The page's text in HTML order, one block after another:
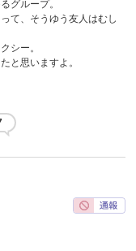
グループ。
て、そうゆう友人はむし
シー。
と思いますよ。